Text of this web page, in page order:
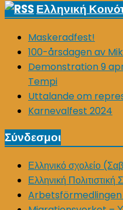
Ελληνική
Maskeradfest!
100-årsdagen av
Demonstration 9
Tempi
Uttalande om
Karnevalfest 2024
Σύνδεσμοι
Ελληνικό σχολείο
Ελληνική Πολιτιστική
Arbetsförmedlingen